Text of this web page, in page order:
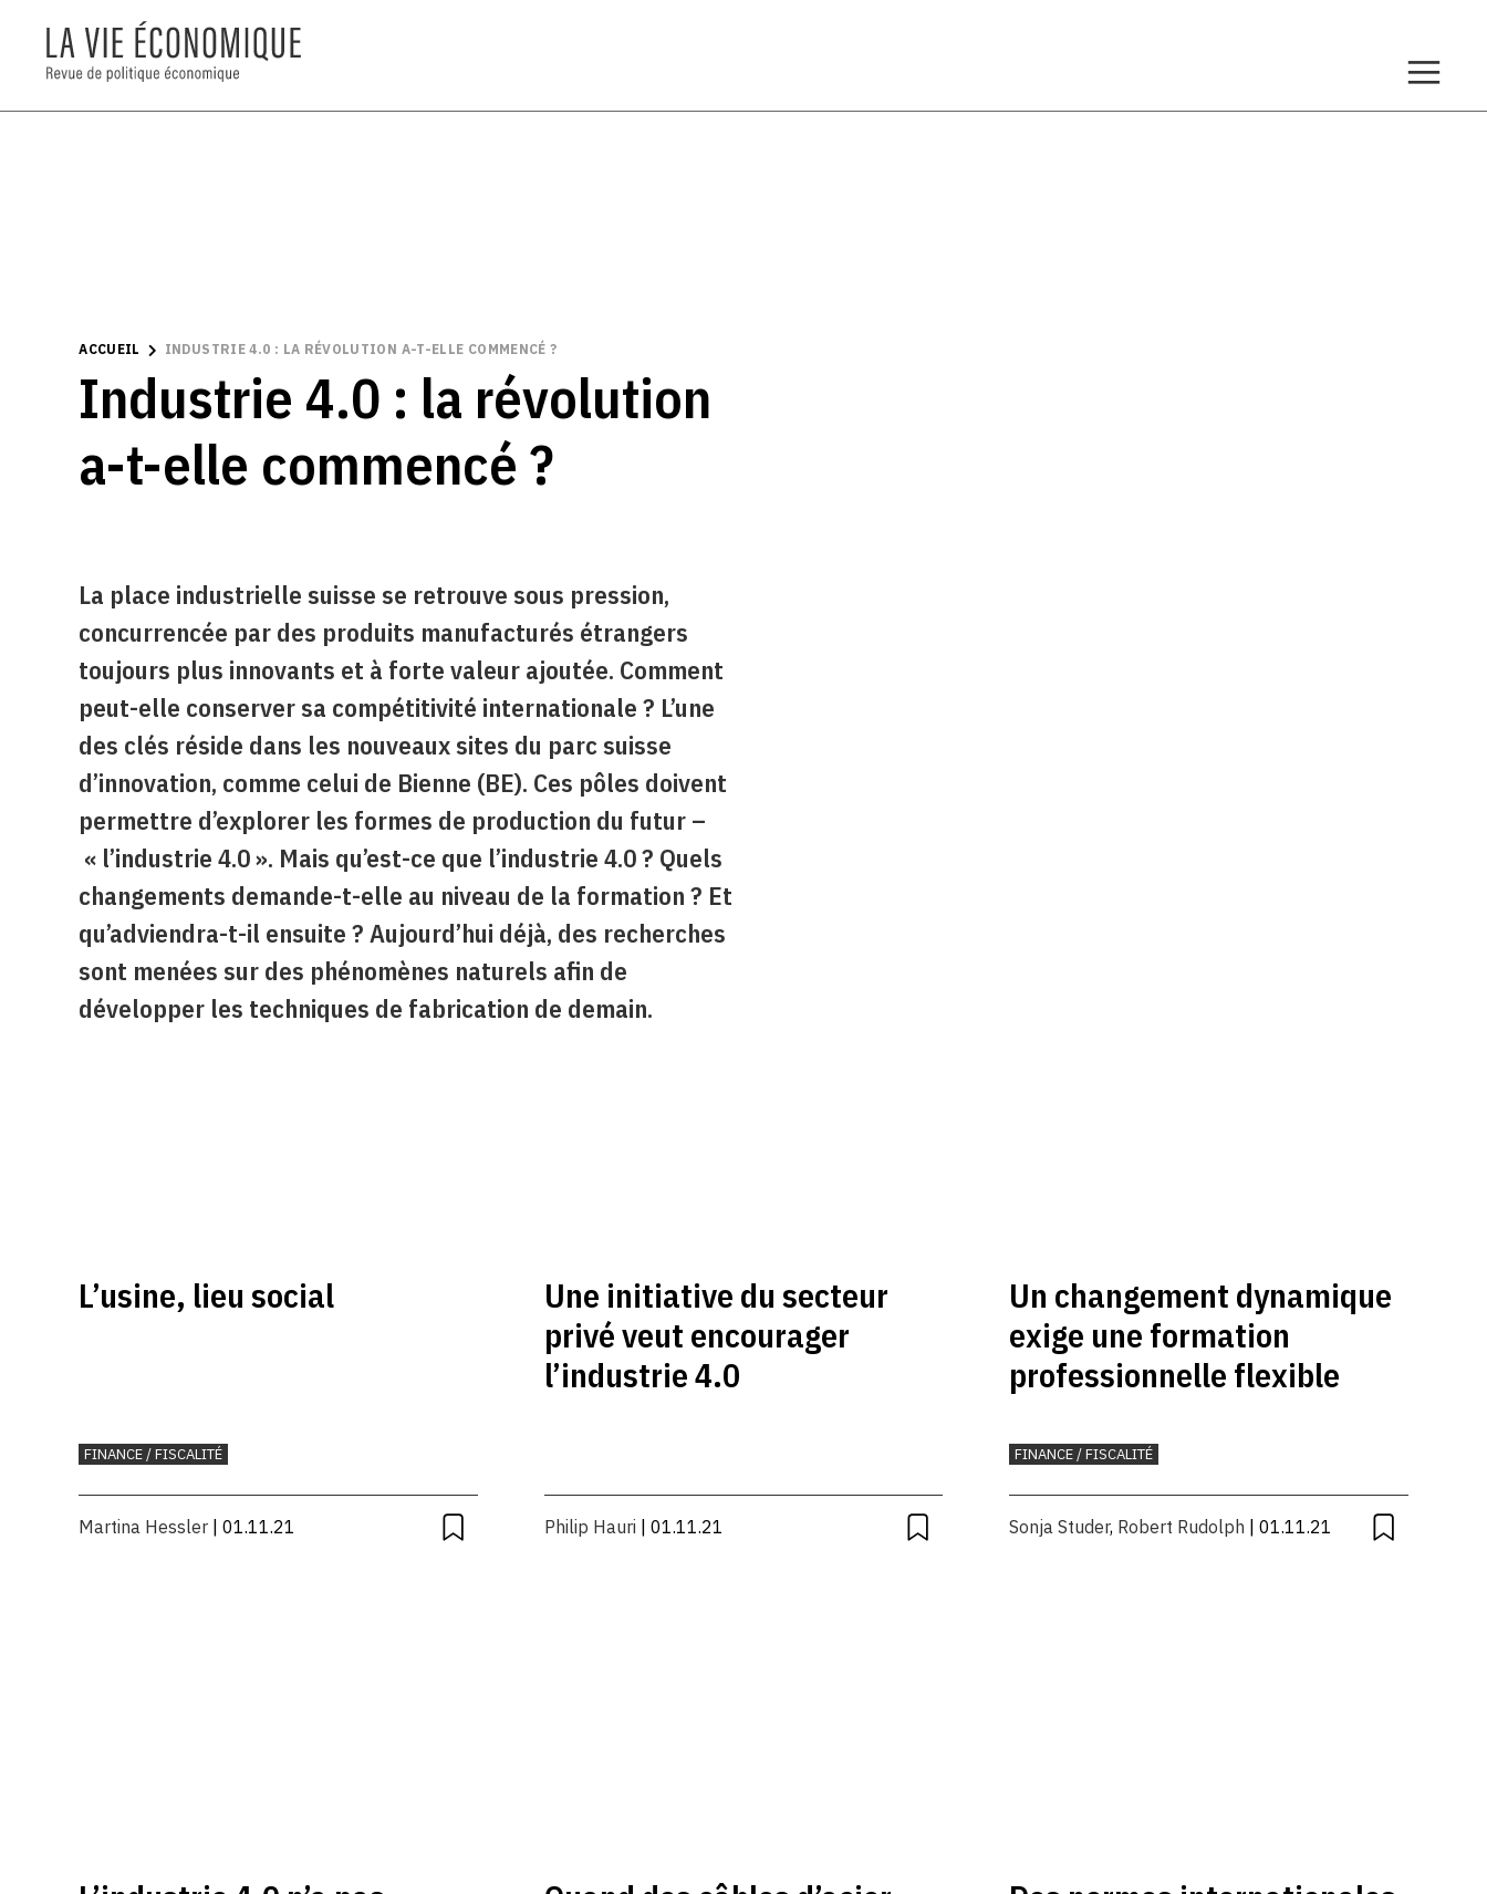
ACCUEIL INDUSTRIE 4.0 : LA RÉVOLUTION A-T-ELLE COMMENCÉ ?
Industrie 4.0 : la révolution
a-t-elle commencé ?
La place industrielle suisse se retrouve sous pression,
concurrencée par des produits manufacturés étrangers
toujours plus innovants et à forte valeur ajoutée. Comment
peut-elle conserver sa compétitivité internationale ? L’une
des clés réside dans les nouveaux sites du parc suisse
d’innovation, comme celui de Bienne (BE). Ces pôles doivent
permettre d’explorer les formes de production du futur –
« l’industrie 4.0 ». Mais qu’est-ce que l’industrie 4.0 ? Quels
changements demande-t-elle au niveau de la formation ? Et
qu’adviendra-t-il ensuite ? Aujourd’hui déjà, des recherches
sont menées sur des phénomènes naturels afin de
développer les techniques de fabrication de demain.
L’usine, lieu social
FINANCE / FISCALITÉ
Martina Hessler | 01.11.21
Une initiative du secteur
privé veut encourager
l’industrie 4.0
Philip Hauri | 01.11.21
Un changement dynamique
exige une formation
professionnelle flexible
FINANCE / FISCALITÉ
Sonja Studer, Robert Rudolph | 01.11.21